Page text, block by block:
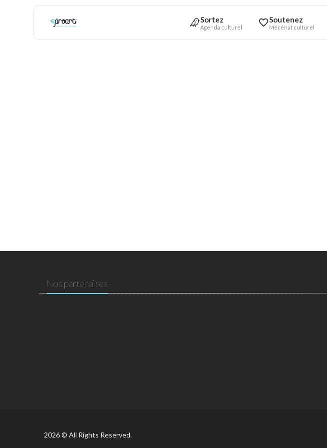
Sortez
Agenda culturel
Soutenez
Mécénat culturel
Nos partenaires
2026 © All Rights Reserved.